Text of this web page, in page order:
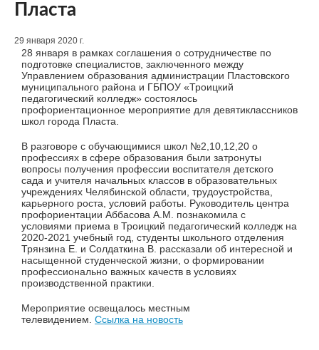
Пласта
29 января 2020 г.
28 января в рамках соглашения о сотрудничестве по
подготовке специалистов, заключенного между
Управлением образования администрации Пластовского
муниципального района и ГБПОУ «Троицкий
педагогический колледж» состоялось
профориентационное мероприятие для девятиклассников
школ города Пласта.
В разговоре с обучающимися школ №2,10,12,20 о
профессиях в сфере образования были затронуты
вопросы получения профессии воспитателя детского
сада и учителя начальных классов в образовательных
учреждениях Челябинской области, трудоустройства,
карьерного роста, условий работы. Руководитель центра
профориентации Аббасова А.М. познакомила с
условиями приема в Троицкий педагогический колледж на
2020-2021 учебный год, студенты школьного отделения
Трянзина Е. и Солдаткина В. рассказали об интересной и
насыщенной студенческой жизни, о формировании
профессионально важных качеств в условиях
производственной практики.
Мероприятие освещалось местным
телевидением. Ссылка на новость